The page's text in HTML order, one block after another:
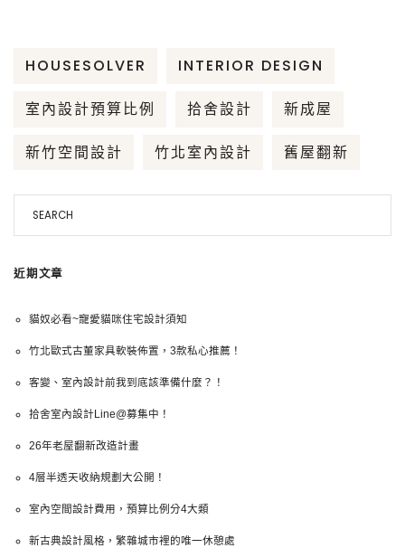
b
o
e
g
r
e
e
HOUSESOLVER INTERIOR DESIGN
室內設計預算比例 拾舍設計 新成屋
新竹空間設計 竹北室內設計 舊屋翻新
近期文章
貓奴必看~寵愛貓咪住宅設計須知
竹北歐式古董家具軟裝佈置，3款私心推薦！
客變、室內設計前我到底該準備什麼？！
拾舍室內設計Line@募集中！
26年老屋翻新改造計畫
4層半透天收納規劃大公開！
室內空間設計費用，預算比例分4大類
新古典設計風格，繁雜城市裡的唯一休憩處